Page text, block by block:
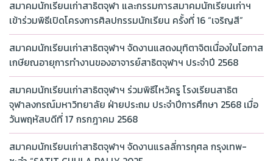
สมาคมนักเรียนเก่าสาธิตจุฬา และกรรมการสมาคมนักเรียนเก่าฯ
เข้าร่วมพิธีเปิดโครงการศิลปกรรมนักเรียน ครั้งที่ 16 “เจริญสี”
สมาคมนักเรียนเก่าสาธิตจุฬาฯ จัดงานแสดงมุทิตาจิตเนื่องในโอกาส
เกษียณอายุการทำงานของอาจารย์สาธิตจุฬาฯ ประจำปี 2568
สมาคมนักเรียนเก่าสาธิตจุฬาฯ ร่วมพิธีไหว้ครู โรงเรียนสาธิต
จุฬาลงกรณ์มหาวิทยาลัย ฝ่ายประถม ประจำปีการศึกษา 2568 เมื่อ
วันพฤหัสบดีที่ 17 กรกฎาคม 2568
สมาคมนักเรียนเก่าสาธิตจุฬาฯ จัดงานแรลลี่การกุศล กรุงเทพ-